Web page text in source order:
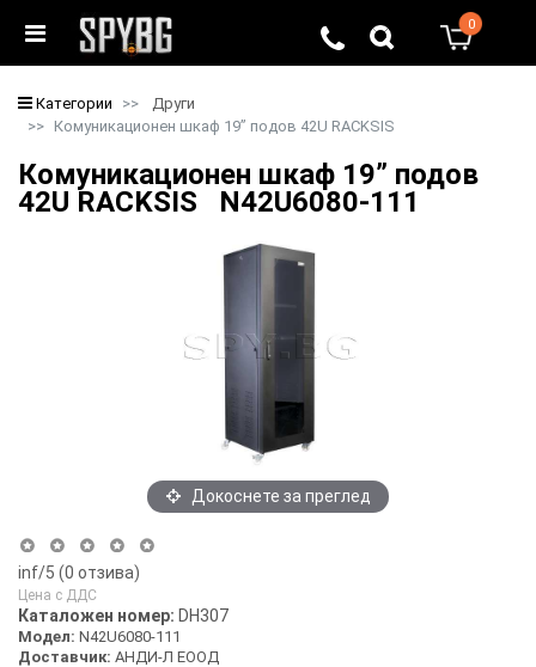
0
Категории
Други
Комуникационен шкаф 19” подов 42U RACKSIS
Комуникационен шкаф 19” подов
42U RACKSIS N42U6080-111
Докоснете за преглед
inf/5 (0 отзива)
Цена с ДДС
Каталожен номер: DH307
Модел: N42U6080-111
Доставчик: АНДИ-Л ЕООД